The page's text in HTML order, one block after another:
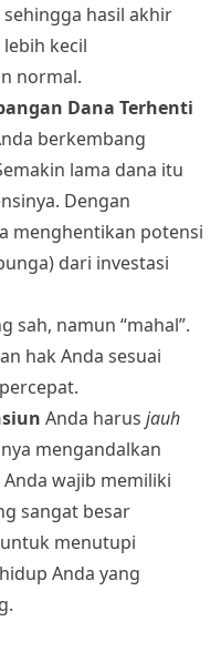
hasil akhir
kecil
normal.
Dana Terhenti
berkembang
lama dana itu
Dengan
menghentikan potensi
dari investasi
sah, namun “mahal”.
hak Anda sesuai
Anda harus jauh
mengandalkan
Anda wajib memiliki
sangat besar
menutupi
Anda yang